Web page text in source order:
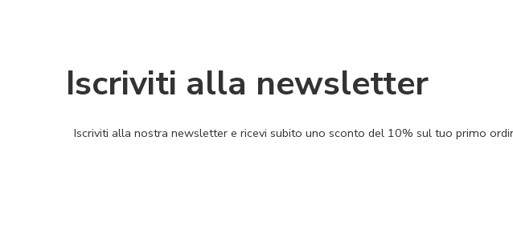
Iscriviti alla newsletter
Iscriviti alla nostra newsletter e ricevi subito uno sconto del 10% sul tuo primo